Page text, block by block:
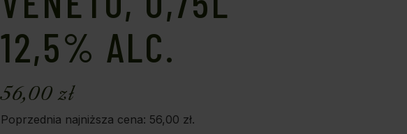
12,5% ALC.
56,00zł
Poprzednia najniższa cena: 56,00 zł.